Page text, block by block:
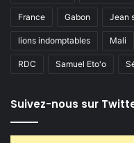
France Gabon Jean
lions indomptables Mali
RDC Samuel Eto'o
Suivez-nous sur